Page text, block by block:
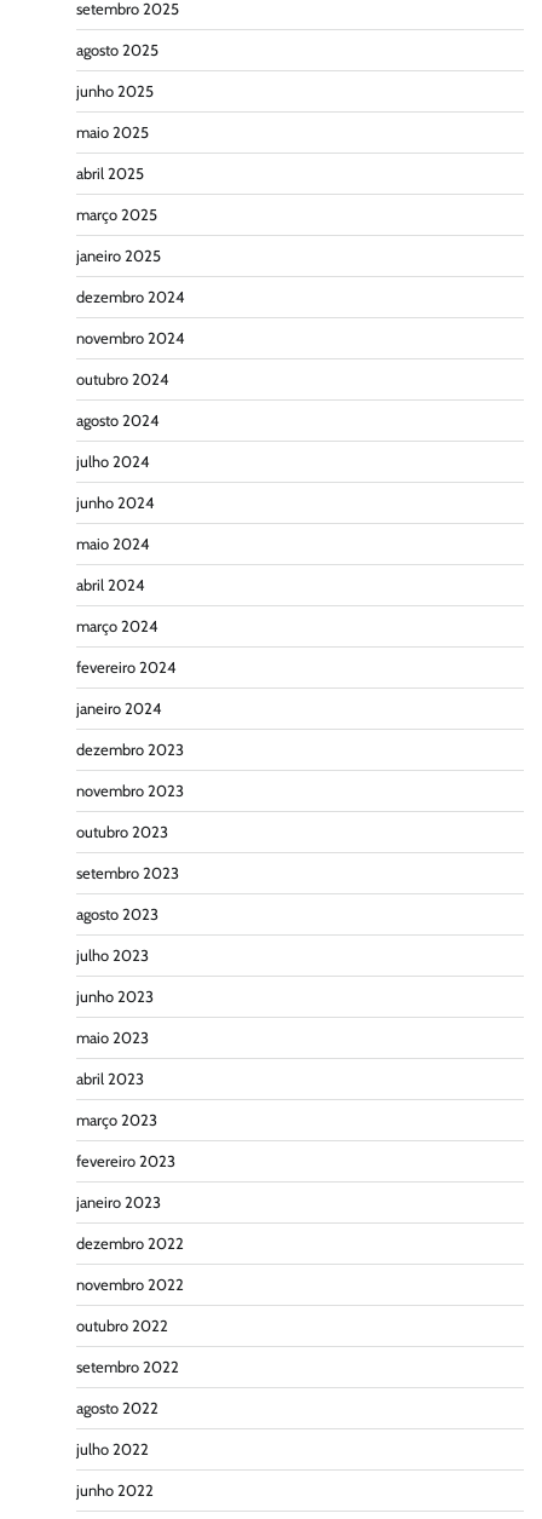
setembro 2025
agosto 2025
junho 2025
maio 2025
abril 2025
março 2025
janeiro 2025
dezembro 2024
novembro 2024
outubro 2024
agosto 2024
julho 2024
junho 2024
maio 2024
abril 2024
março 2024
fevereiro 2024
janeiro 2024
dezembro 2023
novembro 2023
outubro 2023
setembro 2023
agosto 2023
julho 2023
junho 2023
maio 2023
abril 2023
março 2023
fevereiro 2023
janeiro 2023
dezembro 2022
novembro 2022
outubro 2022
setembro 2022
agosto 2022
julho 2022
junho 2022